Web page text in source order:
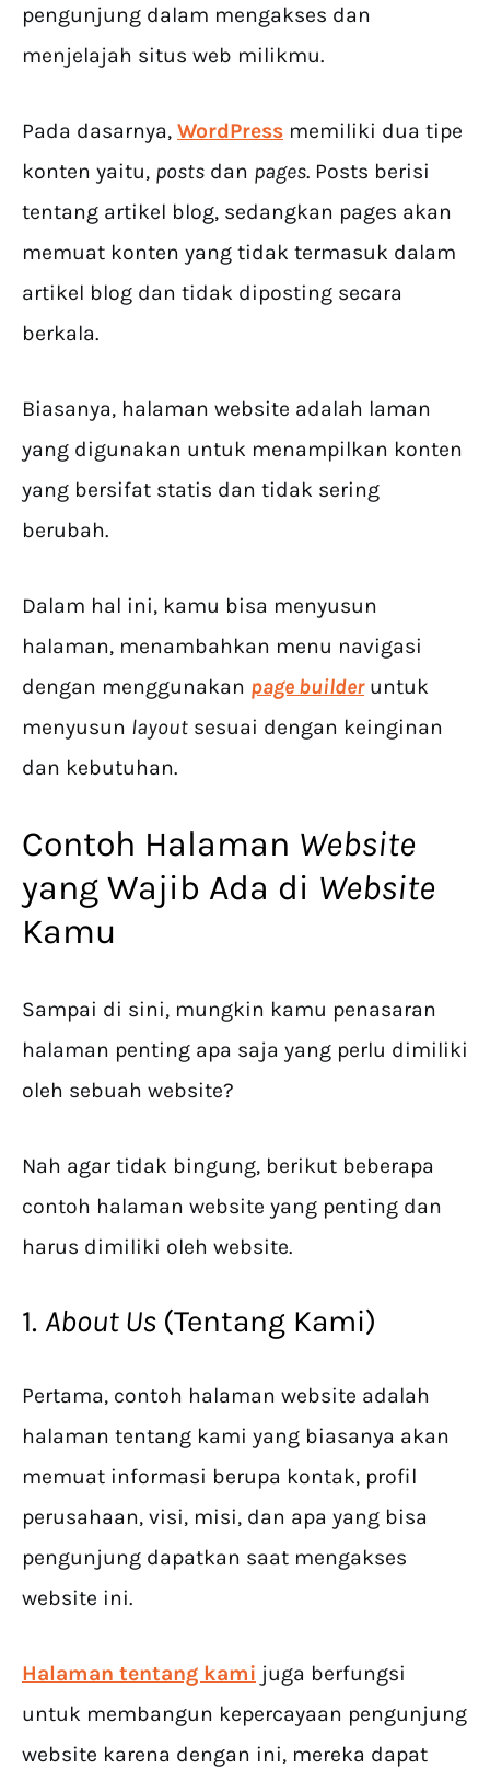
pengunjung dalam mengakses dan
menjelajah situs web milikmu.
Pada dasarnya, WordPress memiliki dua tipe
konten yaitu, posts dan pages. Posts berisi
tentang artikel blog, sedangkan pages akan
memuat konten yang tidak termasuk dalam
artikel blog dan tidak diposting secara
berkala.
Biasanya, halaman website adalah laman
yang digunakan untuk menampilkan konten
yang bersifat statis dan tidak sering
berubah.
Dalam hal ini, kamu bisa menyusun
halaman, menambahkan menu navigasi
dengan menggunakan page builderuntuk
menyusun layout sesuai dengan keinginan
dan kebutuhan.
Contoh Halaman Website
yang Wajib Ada di Website
Kamu
Sampai di sini, mungkin kamu penasaran
halaman penting apa saja yang perlu dimiliki
oleh sebuah website?
Nah agar tidak bingung, berikut beberapa
contoh halaman website yang penting dan
harus dimiliki oleh website.
1. About Us (Tentang Kami)
Pertama, contoh halaman website adalah
halaman tentang kami yang biasanya akan
memuat informasi berupa kontak, profil
perusahaan, visi, misi, dan apa yang bisa
pengunjung dapatkan saat mengakses
website ini.
Halaman tentang kami juga berfungsi
untuk membangun kepercayaan pengunjung
website karena dengan ini, mereka dapat